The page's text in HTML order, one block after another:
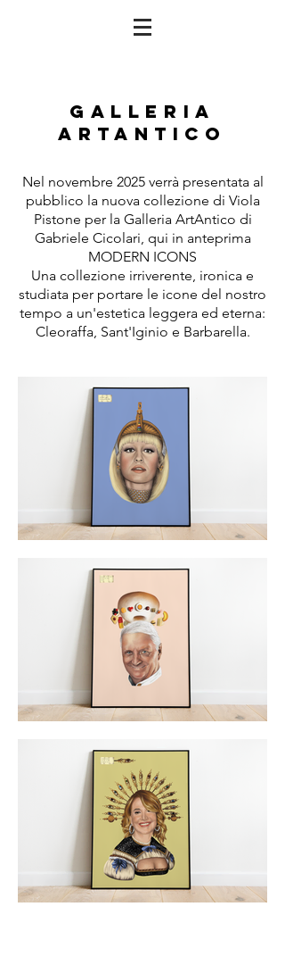
galleria
artantico
Nel novembre 2025 verrà presentata al
pubblico la nuova collezione di Viola
Pistone per la Galleria ArtAntico di
Gabriele Cicolari, qui in anteprima
MODERN ICONS
Una collezione irriverente, ironica e
studiata per portare le icone del nostro
tempo a un'estetica leggera ed eterna:
Cleoraffa, Sant'Iginio e Barbarella.